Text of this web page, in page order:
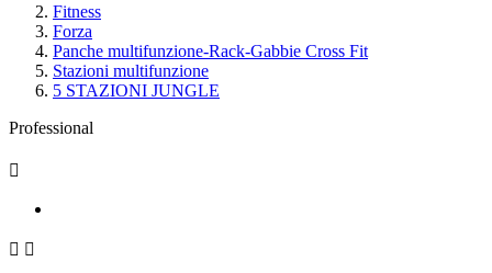
Fitness
Forza
Panche multifunzione-Rack-Gabbie Cross Fit
Stazioni multifunzione
5 STAZIONI JUNGLE
Professional

 